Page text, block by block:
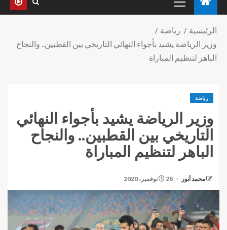
الرئيسية
رياضة
وزير الرياضة يشيد بأجواء النهائي التاريخي بين القطبين.. والنجاح
الباهر لتنظيم المباراة
رياضة
وزير الرياضة يشيد بأجواء النهائي
التاريخي بين القطبين.. والنجاح
الباهر لتنظيم المباراة
محمد أنور 28 نوفمبر، 2020